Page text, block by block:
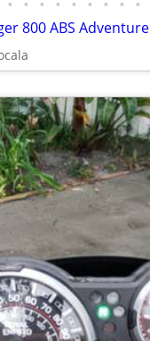
• • • • • • • • •
800 ABS Adventure